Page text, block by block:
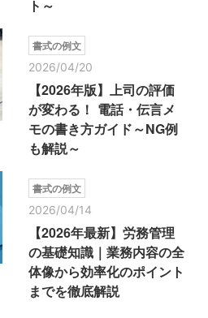
ト～
書式の例文
2026/04/20
【2026年版】上司の評価
が変わる！ 電話・伝言メ
モの書き方ガイド～NG例
も解説～
書式の例文
2026/04/14
【2026年最新】労務管理
の基礎知識｜業務内容の全
体像から効率化のポイント
までを徹底解説